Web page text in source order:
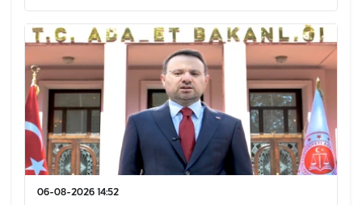
06-08-2026 14:52